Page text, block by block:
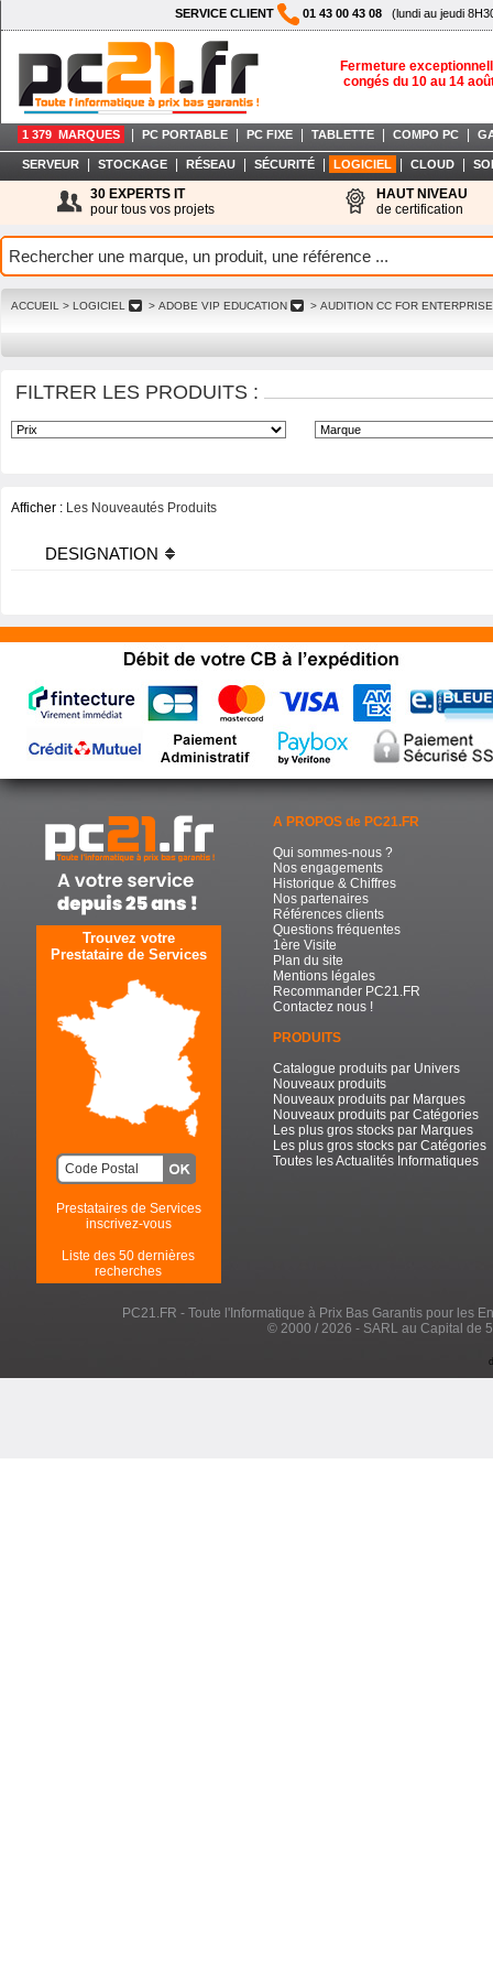
SERVICE CLIENT 01 43 00 43 08 (lundi au jeudi
Fermeture
congés du 10 au 14
1 379 MARQUES PC PORTABLE PC FIXE TABLETTE COMPO PC
SERVEUR STOCKAGE RÉSEAU SÉCURITÉ LOGICIEL CLOUD
30 EXPERTS IT
pour tous vos projets
HAUT NIVEAU
de certification
ACCUEIL > LOGICIEL > ADOBE VIP EDUCATION > AUDITION CC FOR
FILTRER LES PRODUITS :
Afficher : Les Nouveautés Produits
DESIGNATION
Trouvez votre
Prestataire de Services
Prestataires de Services
inscrivez-vous
Liste des 50 dernières
recherches
A PROPOS de PC21.FR
Qui sommes-nous ?
Nos engagements
Historique & Chiffres
Nos partenaires
Références clients
Questions fréquentes
1ère Visite
Plan du site
Mentions légales
Recommander PC21.FR
Contactez nous !
PRODUITS
Catalogue produits par Univers
Nouveaux produits
Nouveaux produits par Marques
Nouveaux produits par Catégories
Les plus gros stocks par Marques
Les plus gros stocks par Catégories
Toutes les Actualités Informatiques
PC21.FR - Toute l'Informatique à Prix Bas Garantis pour les
© 2000 / 2026 - SARL au Capital de